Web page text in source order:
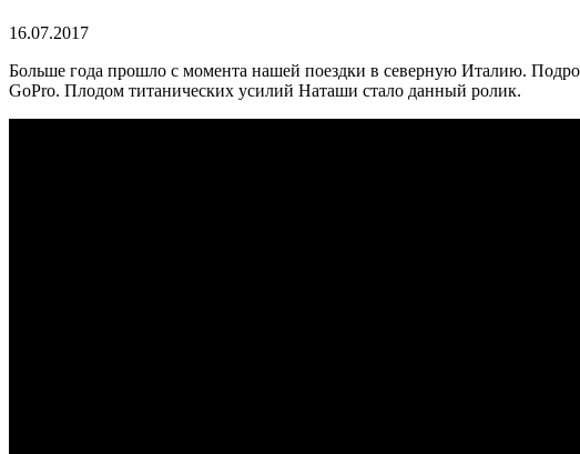
16.07.2017
Больше года прошло с момента нашей поездки в северную Италию.
GoPro. Плодом титанических усилий Наташи стало данный ролик.